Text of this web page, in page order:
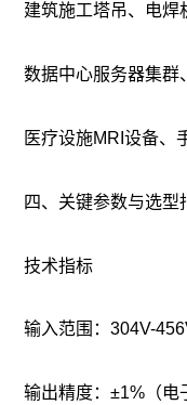
建筑施工塔吊、电焊
数据中心服务器集群
医疗设施MRI设备、
四、关键参数与选型
‌技术指标‌
输入范围：304V-
输出精度：±1%（电